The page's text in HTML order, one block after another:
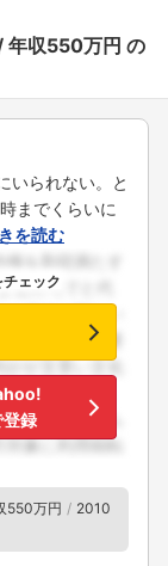
年収550万円 の
いられない。と
までくらいに
を読む
ェック
登録
550万円
2010